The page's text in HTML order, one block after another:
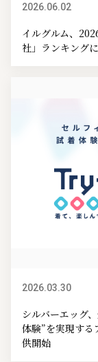
2026.06.02
イルグルム、
社」ランキング
2026.03.30
シルバーエッグ
体験”を実現す
供開始